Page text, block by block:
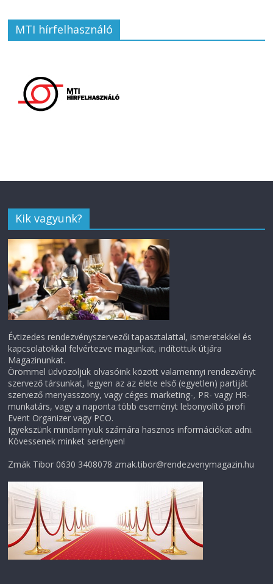
MTI hírfelhasználó
Kik vagyunk?
Évtizedes rendezvényszervezői tapasztalattal, ismeretekkel és
kapcsolatokkal felvértezve magunkat, indítottuk útjára
Magazinunkat.
Örömmel üdvözöljük olvasóink között valamennyi rendezvényt
szervező társunkat, legyen az az élete első (egyetlen) partiját
szervező menyasszony, vagy céges marketing-, PR- vagy HR-
munkatárs, vagy a naponta több eseményt lebonyolító profi
Event Organizer vagy PCO.
Igyekszünk mindannyiuk számára hasznos információkat adni.
Kövessenek minket serényen!
Zmák Tibor 0630 3408078 zmak.tibor@rendezvenymagazin.hu